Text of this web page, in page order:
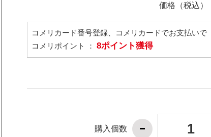
価格（税込）
コメリカード番号登録、コメリカードでお支払いで
コメリポイント ： 8ポイント獲得
購入個数